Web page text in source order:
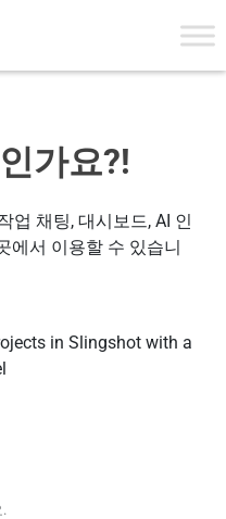
가요?!
업 채팅, 대시보드, AI 인
에서 이용할 수 있습니